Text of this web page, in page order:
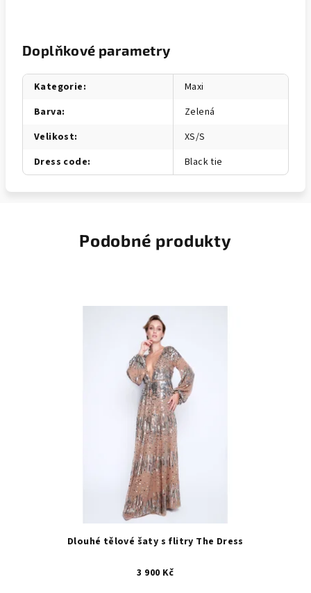
Doplňkové parametry
Kategorie:
Maxi
Barva:
Zelená
Velikost:
XS/S
Dress code: Black tie
Podobné produkty
Dlouhé tělové šaty s flitry The Dress
3 900 Kč